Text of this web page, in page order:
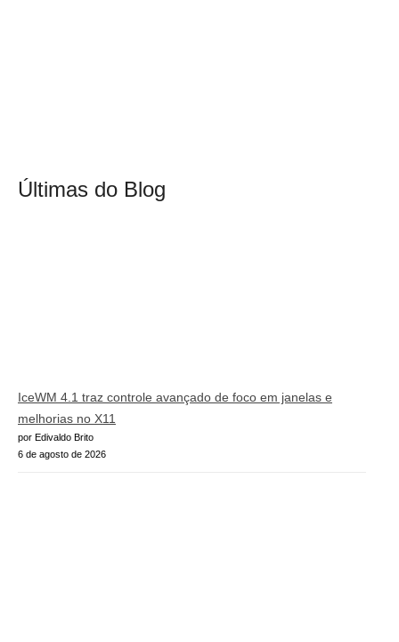
Últimas do Blog
IceWM 4.1 traz controle avançado de foco em janelas e
melhorias no X11
por Edivaldo Brito
6 de agosto de 2026